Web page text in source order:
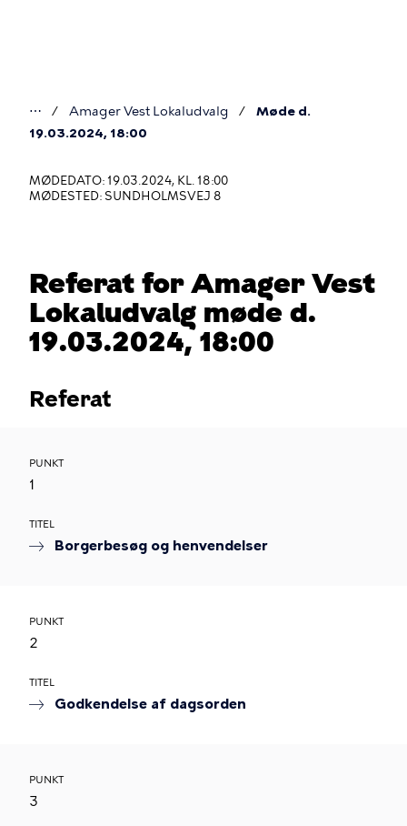
Du
her
⋯ Amager Vest Lokaludvalg
Møde d.
19.03.2024, 18:00
MØDEDATO: 19.03.2024, KL. 18:00
MØDESTED: SUNDHOLMSVEJ 8
Referat for Amager Vest
Lokaludvalg møde d.
19.03.2024, 18:00
Referat
PUNKT
1
TITEL
Borgerbesøg og henvendelser
PUNKT
2
TITEL
Godkendelse af dagsorden
PUNKT
3